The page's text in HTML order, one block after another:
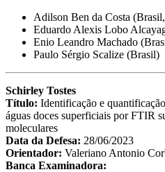
Adilson Ben da Costa
Eduardo Alexis Lobo
Enio Leandro Machado
Paulo Sérgio Scalize (Brasil)
Schirley Tostes
Título: Identificação e
águas doces superficiais por FTIR
moleculares
Data da Defesa: 28/06/2023
Orientador: Valeriano Antonio
Banca Examinadora: